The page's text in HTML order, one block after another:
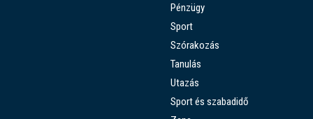
Pénzügy
Sport
Szórakozás
Tanulás
Utazás
Sport és szabadidő